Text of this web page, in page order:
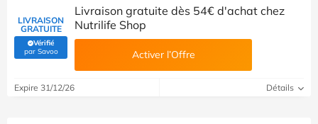
LIVRAISON
GRATUITE
Vérifié
par Savoo(Vérifié par Savoo)
Livraison gratuite dès 54€ d'achat chez
Nutrilife Shop
Activer l’Offre
Expire 31/12/26 Détails